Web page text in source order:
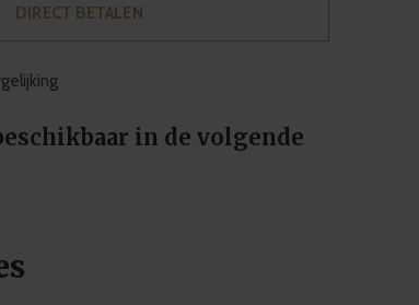
DIRECT BETALEN
in de volgende